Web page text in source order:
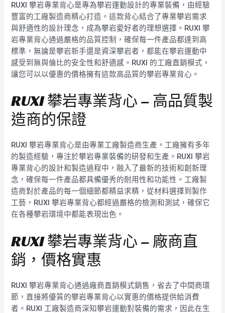
RUXI 攀岩專業背心是專為攀岩運動設計的專業裝備，由經驗
豐富的工廠製造商精心打造。這款背心結合了專業攀岩需求
與舒適性的設計理念，成為攀岩愛好者的理想選擇。RUXI 攀
岩專業背心通過嚴格的品質控制，確保每一件產品都達到高
標準，無論是攀岩新手還是資深攀岩者，都能在攀岩運動中
感受到無與倫比的安全性和舒適感。RUXI 的工廠直銷模式，
讓您可以以優惠的價格擁有這款高品質的攀岩專業背心。
RUXI 攀岩專業背心 – 高品質製
造商的保證
RUXI 攀岩專業背心是由專業工廠製造商生產，工廠擁有多年
的製造經驗，專注於攀岩專業裝備的研發和生產。RUXI 攀岩
專業背心的設計和製造過程中，融入了最新的技術和創新理
念，確保每一件產品都具備優秀的耐用性和功能性。工廠製
造商對於產品的每一個細節都精益求精，從材料選擇到製作
工藝，RUXI 攀岩專業背心都經過嚴格的檢測和測試，確保它
在各種攀岩環境中都能表現出色。
RUXI 攀岩專業背心 – 廠商直
銷，價格實惠
RUXI 攀岩專業背心通過廠商直銷模式銷售，省去了中間商環
節，直接將優質的攀岩專業背心以實惠的價格提供給消費
者。RUXI 工廠製造商深知攀岩運動對裝備的需求，因此在生